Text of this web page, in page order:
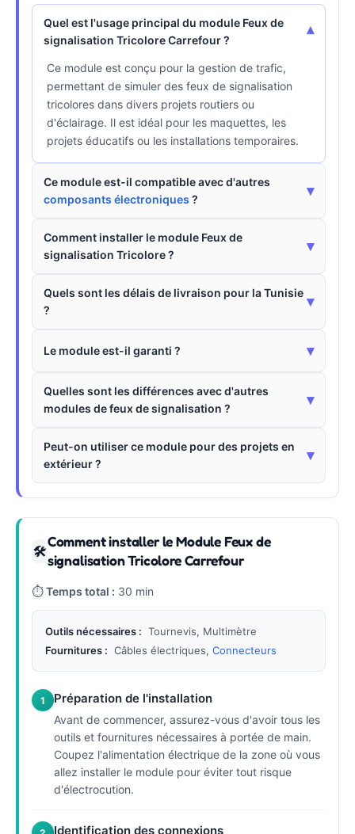
Quel est l'usage principal du module Feux de
signalisation Tricolore Carrefour ?
▾
Ce module est conçu pour la gestion de trafic,
permettant de simuler des feux de signalisation
tricolores dans divers projets routiers ou
d'éclairage. Il est idéal pour les maquettes, les
projets éducatifs ou les installations temporaires.
Ce module est-il compatible avec d'autres
composants électroniques ?
▾
Comment installer le module Feux de
signalisation Tricolore ?
▾
Quels sont les délais de livraison pour la Tunisie
?
▾
Le module est-il garanti ? ▾
Quelles sont les différences avec d'autres
modules de feux de signalisation ?
▾
Peut-on utiliser ce module pour des projets en
extérieur ?
▾
🛠
Comment installer le Module Feux de
signalisation Tricolore Carrefour
⏱Temps total : 30 min
Outils nécessaires : Tournevis, Multimètre
Fournitures : Câbles électriques, Connecteurs
1 Préparation de l'installation
Avant de commencer, assurez-vous d'avoir tous les
outils et fournitures nécessaires à portée de main.
Coupez l'alimentation électrique de la zone où vous
allez installer le module pour éviter tout risque
d'électrocution.
Identification des connexions